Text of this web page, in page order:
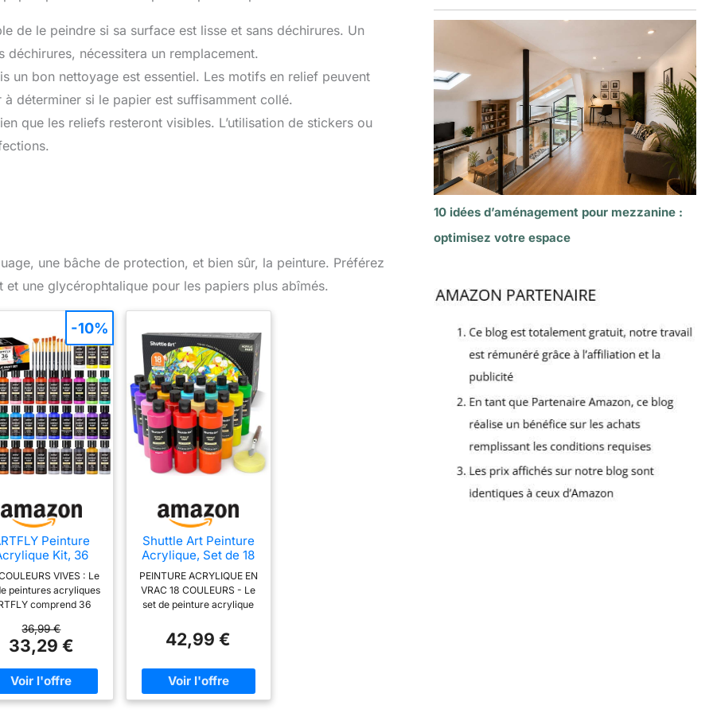
de le peindre si sa surface est lisse et sans déchirures. Un
déchirures, nécessitera un remplacement.
un bon nettoyage est essentiel. Les motifs en relief peuvent
déterminer si le papier est suffisamment collé.
que les reliefs resteront visibles. L’utilisation de stickers ou
une bâche de protection, et bien sûr, la peinture. Préférez
une glycérophtalique pour les papiers plus abîmés.
Peinture
Kit, 36
× 60ml,
12 Pinceaux,
Toxique, Riche
Pigmentée,
Peintures pour
et Artiste
Papier, Roche,
céramique,
Tissu
VIVES : Le
peintures acryliques
comprend 36
60 ml. Comprend
couleurs classiques, 2
Chaque peinture
consistance épaisse
qui retiendra
36,99 €
33,29 €
-10%
Shuttle Art Peinture
Acrylique, Set de 18
Couleurs Flacons
(250ml)
PEINTURE ACRYLIQUE EN
VRAC 18 COULEURS - Le
set de peinture acrylique
contient 18 couleurs
couramment utilisées.
250ml de peinture en
grand volume, idéale pour
les artistes, les débutants,
42,99 €
10 idées d’aménagement pour mezzanine :
optimisez votre espace